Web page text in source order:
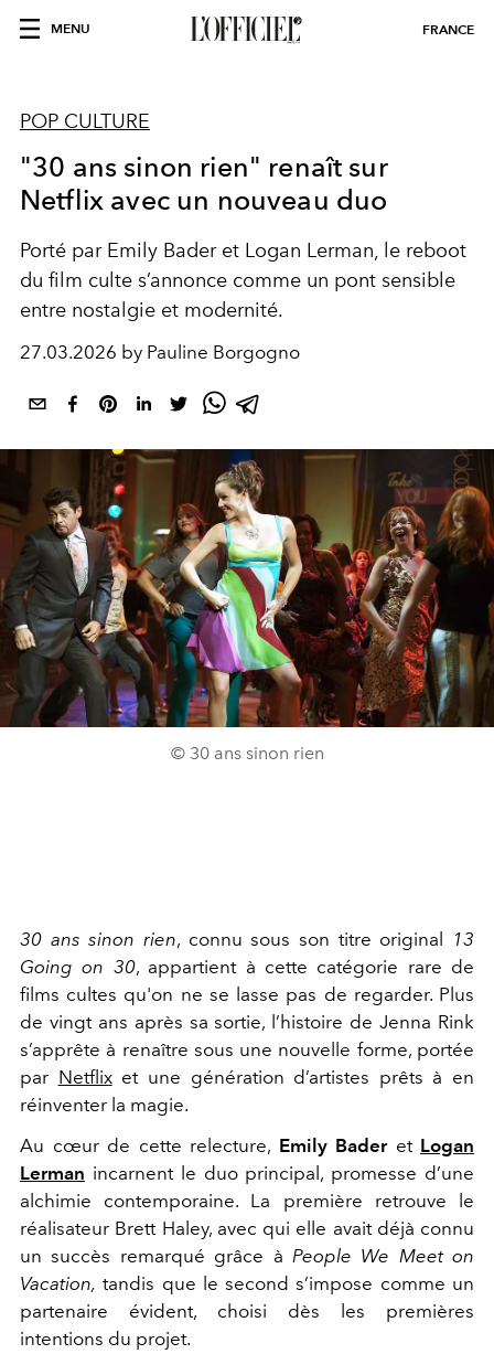
MENU FRANCE
POP CULTURE
"30 ans sinon rien" renaît sur
Netflix avec un nouveau duo
Porté par Emily Bader et Logan Lerman, le reboot
du film culte s’annonce comme un pont sensible
entre nostalgie et modernité.
27.03.2026 by Pauline Borgogno
© 30 ans sinon rien
30 ans sinon rien, connu sous son titre original
13
Going on 30, appartient à cette catégorie rare de
films cultes qu'on ne se lasse pas de regarder. Plus
de vingt ans après sa sortie, l’histoire de Jenna Rink
s’apprête à renaître sous une nouvelle forme, portée
par Netflixet une génération d’artistes prêts à en
réinventer la magie.
Au cœur de cette relecture, Emily Baderet Logan
Lerman incarnent le duo principal, promesse d’une
alchimie contemporaine. La première retrouve le
réalisateur Brett Haley, avec qui elle avait déjà connu
un succès remarqué grâce à People We Meet on
Vacation, tandis que le second s’impose comme un
partenaire évident, choisi dès les premières
intentions du projet.